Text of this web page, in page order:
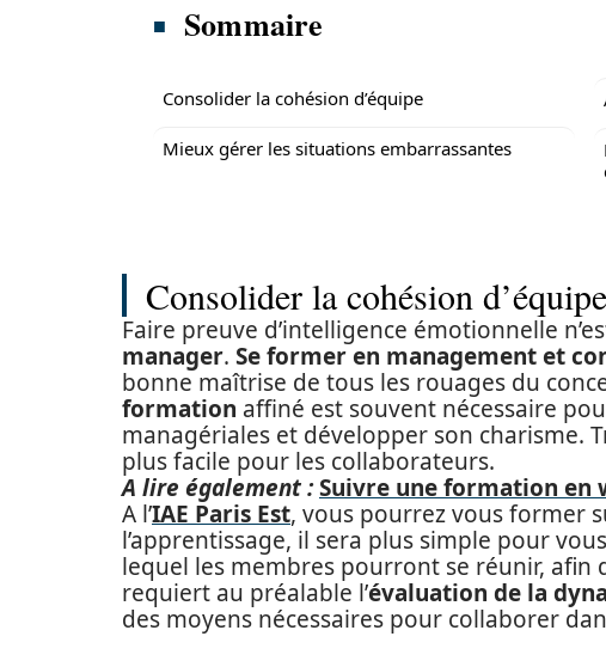
Sommaire
Consolider la cohésion d’équipe
Mieux gérer les situations embarrassantes
Consolider la cohésion d’équipe
Faire preuve d’intelligence émotionnelle
manager. Se former en management et
bonne maîtrise de tous les rouages du
formation affiné est souvent nécessaire
managériales et développer son charisme.
plus facile pour les collaborateurs.
A lire également :Suivre une formation en
A l’IAE Paris Est, vous pourrez vous former
l’apprentissage, il sera plus simple pour
lequel les membres pourront se réunir, afin
requiert au préalable l’évaluation de la
des moyens nécessaires pour collaborer